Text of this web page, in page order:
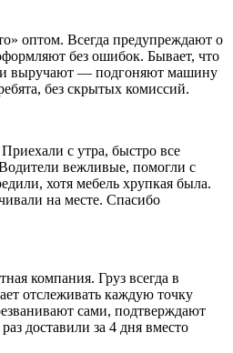
оптом. Всегда предупреждают о
без ошибок. Бывает, что
выручают — подгоняют машину
без скрытых комиссий.
с утра, быстро все
вежливые, помогли с
хотя мебель хрупкая была.
на месте. Спасибо
компания. Груз всегда в
отслеживать каждую точку
сами, подтверждают
доставили за 4 дня вместо